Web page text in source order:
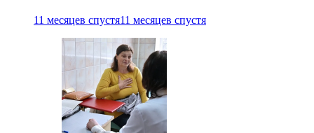
11 месяцев спустя11 месяцев спустя